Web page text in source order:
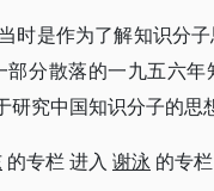
时是作为了解知识分
分散落的一九五六
究中国知识分子的思
的专栏 进入 谢泳 的专